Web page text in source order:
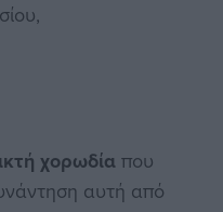
χορωδία που
αυτή από